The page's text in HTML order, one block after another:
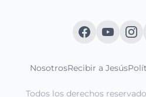
NosotrosRecibir a Jesús
Todos los derechos